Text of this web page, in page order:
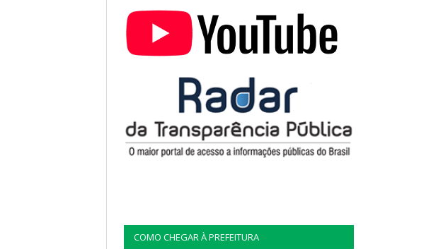
COMO CHEGAR À PREFEITURA